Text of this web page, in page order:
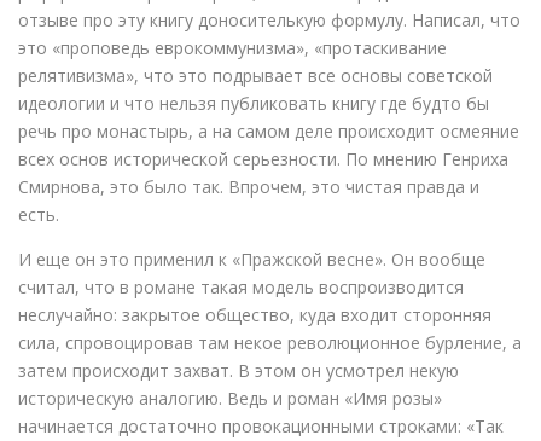
отзыве про эту книгу доносителькую формулу. Написал, что
это «проповедь еврокоммунизма», «протаскивание
релятивизма», что это подрывает все основы советской
идеологии и что нельзя публиковать книгу где будто бы
речь про монастырь, а на самом деле происходит осмеяние
всех основ исторической серьезности. По мнению Генриха
Смирнова, это было так. Впрочем, это чистая правда и
есть.
И еще он это применил к «Пражской весне». Он вообще
считал, что в романе такая модель воспроизводится
неслучайно: закрытое общество, куда входит сторонняя
сила, спровоцировав там некое революционное бурление, а
затем происходит захват. В этом он усмотрел некую
историческую аналогию. Ведь и роман «Имя розы»
начинается достаточно провокационными строками: «Так